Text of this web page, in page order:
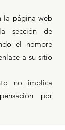
la página web
sección de
el nombre
a su sitio
no implica
por